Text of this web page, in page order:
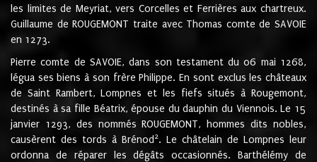
les limites de Meyriat, vers Corcelles et Ferrières aux chartreux.
Guillaume de ROUGEMONT traite avec Thomas comte de SAVOIE
en 1273.
Pierre comte de SAVOIE, dans son testament du 06 mai 1268,
légua ses biens à son frère Philippe. En sont exclus les châteaux
de Saint Rambert, Lompnes et les fiefs situés à Rougemont,
destinés à sa fille Béatrix, épouse du dauphin du Viennois. Le 15
janvier 1293, des nommés ROUGEMONT, hommes dits nobles,
causèrent des tords à Brénod 2. Le châtelain de Lompnes leur
ordonna de réparer les dégâts occasionnés. Barthélémy de